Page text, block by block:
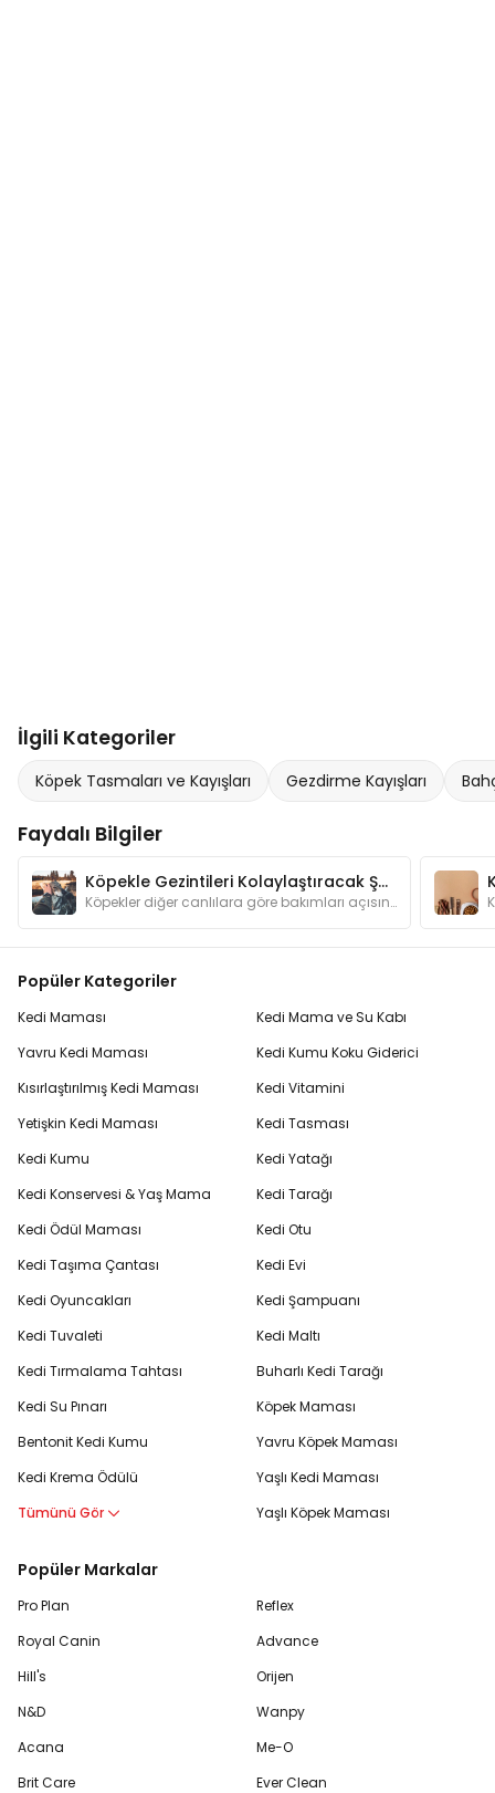
İlgili Kategoriler
Köpek Tasmaları ve Kayışları Gezdirme Kayışları
Faydalı Bilgiler
Köpekle Gezintileri Kolaylaştıracak Şeyler
Köpekler diğer canlılara göre bakımları açısından bizlere daha bağımlı hayvanlardır. Gezintilere çıkarken dikkat etmemiz gerekenleri biliyor muyuz?
Popüler Kategoriler
Kedi Maması
Yavru Kedi Maması
Kısırlaştırılmış Kedi Maması
Yetişkin Kedi Maması
Kedi Kumu
Kedi Konservesi & Yaş Mama
Kedi Ödül Maması
Kedi Taşıma Çantası
Kedi Oyuncakları
Kedi Tuvaleti
Kedi Tırmalama Tahtası
Kedi Su Pınarı
Bentonit Kedi Kumu
Kedi Krema Ödülü
Tümünü Gör
Kedi Mama ve Su Kabı
Kedi Kumu Koku Giderici
Kedi Vitamini
Kedi Tasması
Kedi Yatağı
Kedi Tarağı
Kedi Otu
Kedi Evi
Kedi Şampuanı
Kedi Maltı
Buharlı Kedi Tarağı
Köpek Maması
Yavru Köpek Maması
Yaşlı Kedi Maması
Yaşlı Köpek Maması
Popüler Markalar
Pro Plan
Royal Canin
Hill's
N&D
Acana
Brit Care
Reflex
Advance
Orijen
Wanpy
Me-O
Ever Clean